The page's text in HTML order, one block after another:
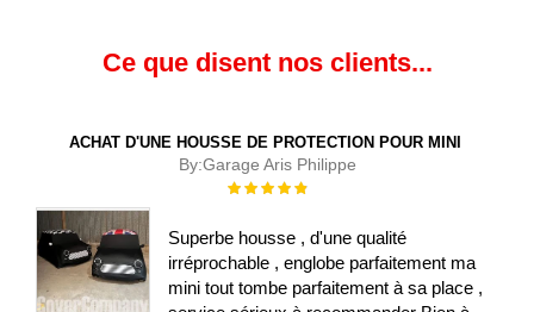
Ce que disent nos clients...
ACHAT D'UNE HOUSSE DE PROTECTION POUR MINI
By:Garage Aris Philippe
Évaluation :
Superbe housse , d'une qualité
irréprochable , englobe parfaitement ma
mini tout tombe parfaitement à sa place ,